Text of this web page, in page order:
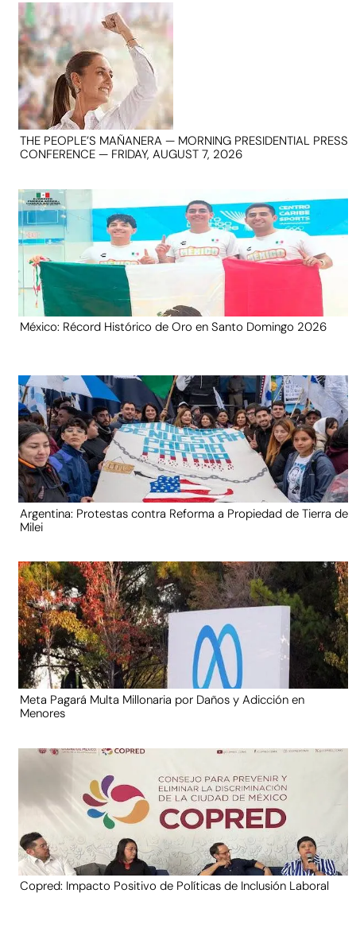
THE PEOPLE’S MAÑANERA — MORNING PRESIDENTIAL PRESS
CONFERENCE — FRIDAY, AUGUST 7, 2026
México: Récord Histórico de Oro en Santo Domingo 2026
Argentina: Protestas contra Reforma a Propiedad de Tierra de
Milei
Meta Pagará Multa Millonaria por Daños y Adicción en
Menores
Copred: Impacto Positivo de Políticas de Inclusión Laboral